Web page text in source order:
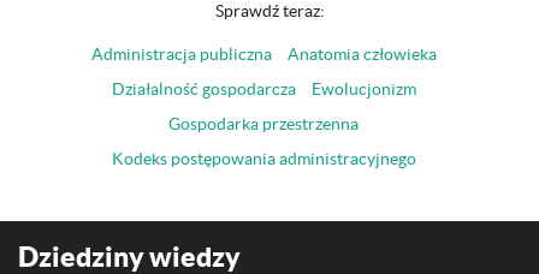
Sprawdź teraz:
Administracja publiczna
Anatomia człowieka
Działalność gospodarcza
Ewolucjonizm
Gospodarka przestrzenna
Kodeks postępowania administracyjnego
Dziedziny wiedzy